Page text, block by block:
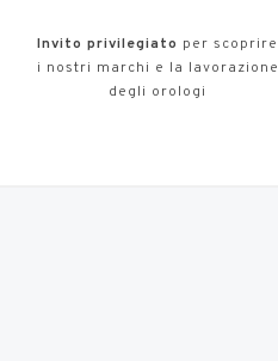
Invito privilegiato per scoprire
i nostri marchi e la lavorazione
degli orologi